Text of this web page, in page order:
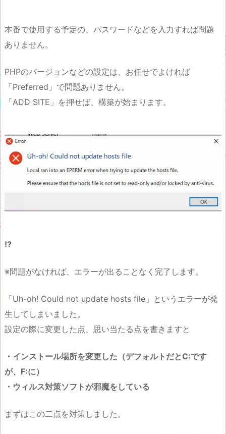
本番で使用する予定の、パスワードなどを入力すれば問題
ありません。
PHPのバージョンなどの設定は、お任せでよければ
「Preferred」で問題ありません。
「ADD SITE」を押せば、構築が始まります。
!?
※問題がなければ、エラーが出ることなく完了します。
「Uh-oh! Could not update hosts file」というエラーが発
生してしまいました。
設定の際に変更した点、思い当たる点を書きますと
・インストール場所を変更した（デフォルトだとC:です
が、F:に）
・ウィルス対策ソフトが邪魔をしている
まずはこの二点を対策しました。